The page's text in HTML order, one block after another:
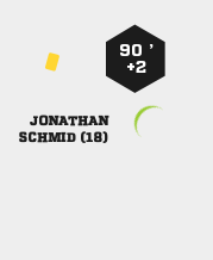
90 ’
+2

 